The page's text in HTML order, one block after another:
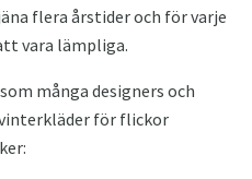
flera årstider och för varje
vara lämpliga.
många designers och
för flickor